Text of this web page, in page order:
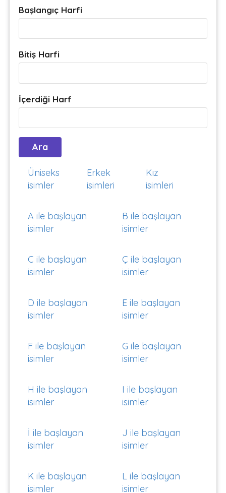
Başlangıç Harfi
Bitiş Harfi
İçerdiği Harf
Üniseks
isimler
Erkek
isimleri
Kız
isimleri
A ile başlayan
isimler
B ile başlayan
isimler
C ile başlayan
isimler
Ç ile başlayan
isimler
D ile başlayan
isimler
E ile başlayan
isimler
F ile başlayan
isimler
G ile başlayan
isimler
H ile başlayan
isimler
I ile başlayan
isimler
İ ile başlayan
isimler
J ile başlayan
isimler
K ile başlayan
isimler
L ile başlayan
isimler